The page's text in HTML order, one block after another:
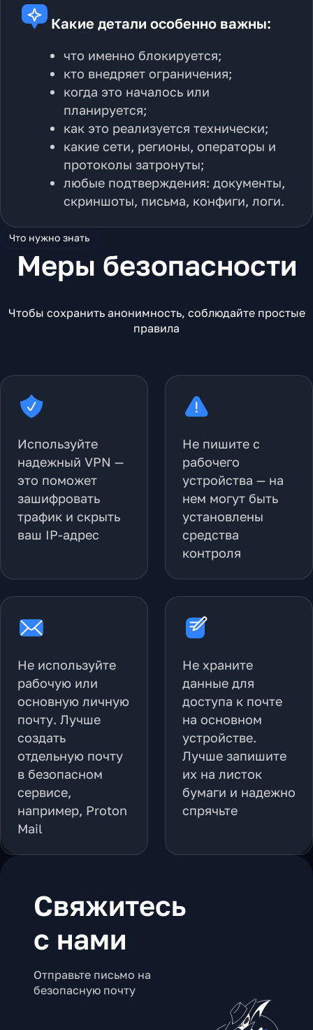
Какие детали особенно важны:
что именно блокируется;
кто внедряет ограничения;
когда это началось или
планируется;
как это реализуется технически;
какие сети, регионы, операторы и
протоколы затронуты;
любые подтверждения: документы,
скриншоты, письма, конфиги, логи.
Что нужно знать
Меры безопасности
Чтобы сохранить анонимность, соблюдайте простые
правила
Используйте
надежный VPN —
это поможет
зашифровать
трафик и скрыть
ваш IP-адрес
Не пишите с
рабочего
устройства — на
нем могут быть
установлены
средства
контроля
Не используйте
рабочую или
основную личную
почту. Лучше
создать
отдельную почту
в безопасном
сервисе,
например, Proton
Mail
Не храните
данные для
доступа к почте
на основном
устройстве.
Лучше запишите
их на листок
бумаги и надежно
спрячьте
Свяжитесь
с нами
Отправьте письмо на
безопасную почту